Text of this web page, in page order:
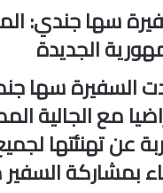
سها جندي:
الجديدة
السفيرة سها
مع الجالية
عن تهنئتها
بمشاركة